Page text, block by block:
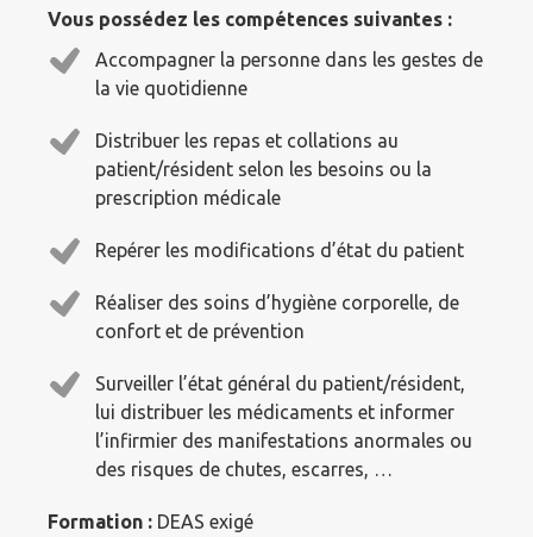
Vous possédez les compétences suivantes :
Accompagner la personne dans les gestes de
la vie quotidienne
Distribuer les repas et collations au
patient/résident selon les besoins ou la
prescription médicale
Repérer les modifications d’état du patient
Réaliser des soins d’hygiène corporelle, de
confort et de prévention
Surveiller l’état général du patient/résident,
lui distribuer les médicaments et informer
l’infirmier des manifestations anormales ou
des risques de chutes, escarres, …
Formation : DEAS exigé